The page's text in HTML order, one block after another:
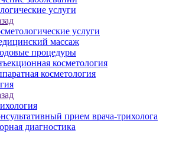
услуги
услуги
массаж
процедуры
косметология
косметология
прием врача-трихолога
диагностика